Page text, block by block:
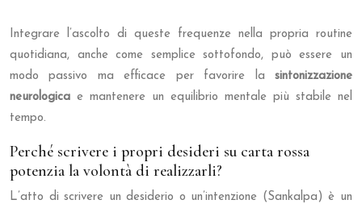
Integrare l’ascolto di queste frequenze nella propria routine
quotidiana, anche come semplice sottofondo, può essere un
modo passivo ma efficace per favorire la sintonizzazione
neurologica e mantenere un equilibrio mentale più stabile nel
tempo.
Perché scrivere i propri desideri su carta rossa
potenzia la volontà di realizzarli?
L’atto di scrivere un desiderio o un’intenzione (Sankalpa) è un